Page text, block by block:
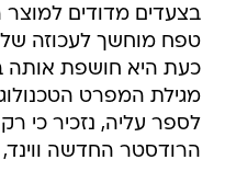
בצעדים מדודים
כעת היא חושפת אותה
מגילת המפרט
לספר עליה, נזכיר כי
הרודסטר החדשה ווינד,